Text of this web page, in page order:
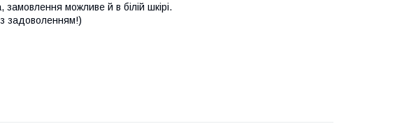
можливе й в білій шкірі.
задоволенням!)